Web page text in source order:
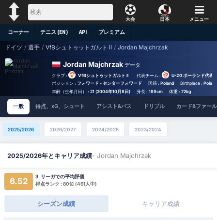
大会 日本 メニュー
コーナー テニス (EN) API プレミアム
ドイツ / 選手 / VfBシュトゥットガルト II / Jordan Majchrzak
Jordan Majchrzak データ
クラブ : VfBシュトゥットガルト II 代表チーム :
U-20 ポーランド代表
ポジション : フォワード - センターフォワード 国籍 : Poland Birthplace :
年齢（生年月日） : 21 (2004年10月8日) 身長 : 189cm 体重 : 72kg
一般 得点、xG、シュート アシスト&パス ドリブル カード&ファール
2025/2026 2026/2027 2024/2025 2023/2024
2025/2026年とキャリア成績- Jordan Majchrzak
6.52
3. リーガでの平均評価
得点ランク : 80位 (461人中)
シーズン成績 キャリア成績